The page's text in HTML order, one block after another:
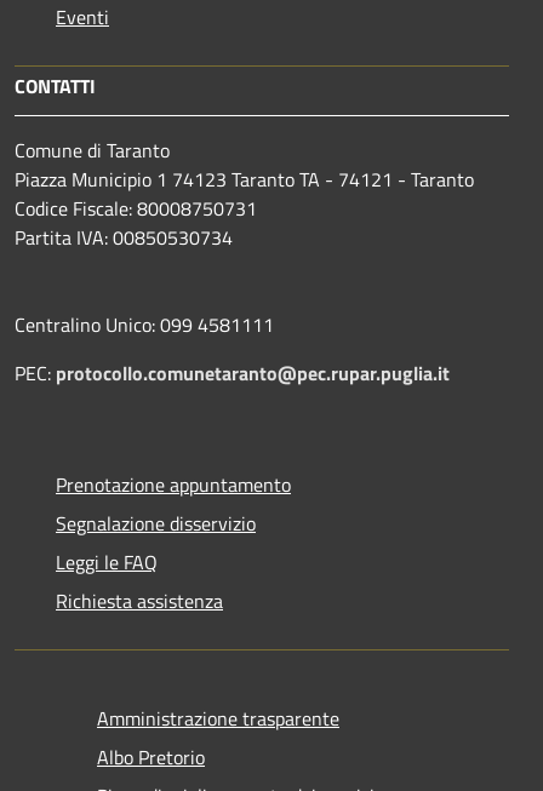
Eventi
CONTATTI
Comune di Taranto
Piazza Municipio 1 74123 Taranto TA - 74121 - Taranto
Codice Fiscale: 80008750731
Partita IVA: 00850530734
Centralino Unico: 099 4581111
PEC: protocollo.comunetaranto@pec.rupar.puglia.it
Prenotazione appuntamento
Segnalazione disservizio
Leggi le FAQ
Richiesta assistenza
Amministrazione trasparente
Albo Pretorio